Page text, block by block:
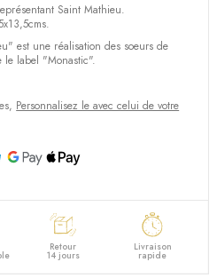
Saint Mathieu.
est une réalisation des soeurs de
le label "Monastic".
Personnalisez le avec celui de votre
Retour
14 jours
Livraison
rapide